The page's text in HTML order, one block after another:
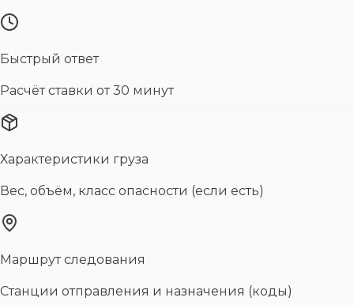
Быстрый ответ
Расчёт ставки от 30 минут
Характеристики груза
Вес, объём, класс опасности (если есть)
Маршрут следования
Станции отправления и назначения (коды)